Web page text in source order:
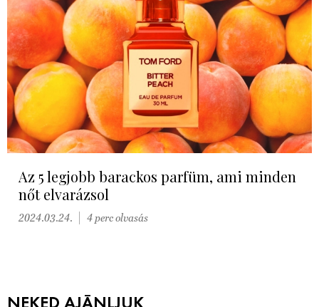
Az 5 legjobb barackos parfüm, ami minden
nőt elvarázsol
2024.03.24. 4 perc olvasás